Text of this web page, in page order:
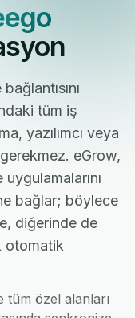
tüm iş
yazılımcı veya
gerekmez. eGrow,
bağlar; böylece
diğerinde de
otomatik
tüm özel alanları